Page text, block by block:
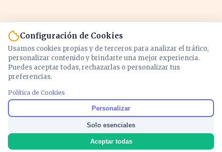
Noticias y análisis de economía, mercados,
inversión y política. Información actualizada
para entender lo que mueve tu dinero y tu
país.
Configuración de Cookies
Usamos cookies propias y de terceros para analizar el tráfico,
personalizar contenido y brindarte una mejor experiencia.
Puedes aceptar todas, rechazarlas o personalizar tus
preferencias.
Política de Cookies
Personalizar
Solo esenciales
Aceptar todas